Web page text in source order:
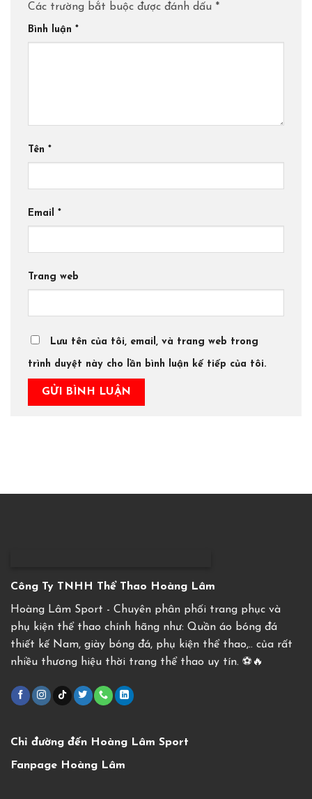
Các trường bắt buộc được đánh dấu *
Bình luận *
Tên *
Email *
Trang web
Lưu tên của tôi, email, và trang web trong
trình duyệt này cho lần bình luận kế tiếp của tôi.
Công Ty TNHH Thể Thao Hoàng Lâm
Hoàng Lâm Sport - Chuyên phân phối trang phục và
phụ kiện thể thao chính hãng như: Quần áo bóng đá
thiết kế Nam, giày bóng đá, phụ kiện thể thao,.. của rất
nhiều thương hiệu thời trang thể thao uy tín. ⚽️🔥
Chỉ đường đến Hoàng Lâm Sport
Fanpage Hoàng Lâm